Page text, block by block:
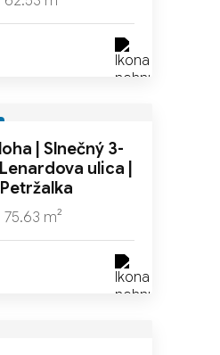
| Slnečný 3-
ulica |
m²